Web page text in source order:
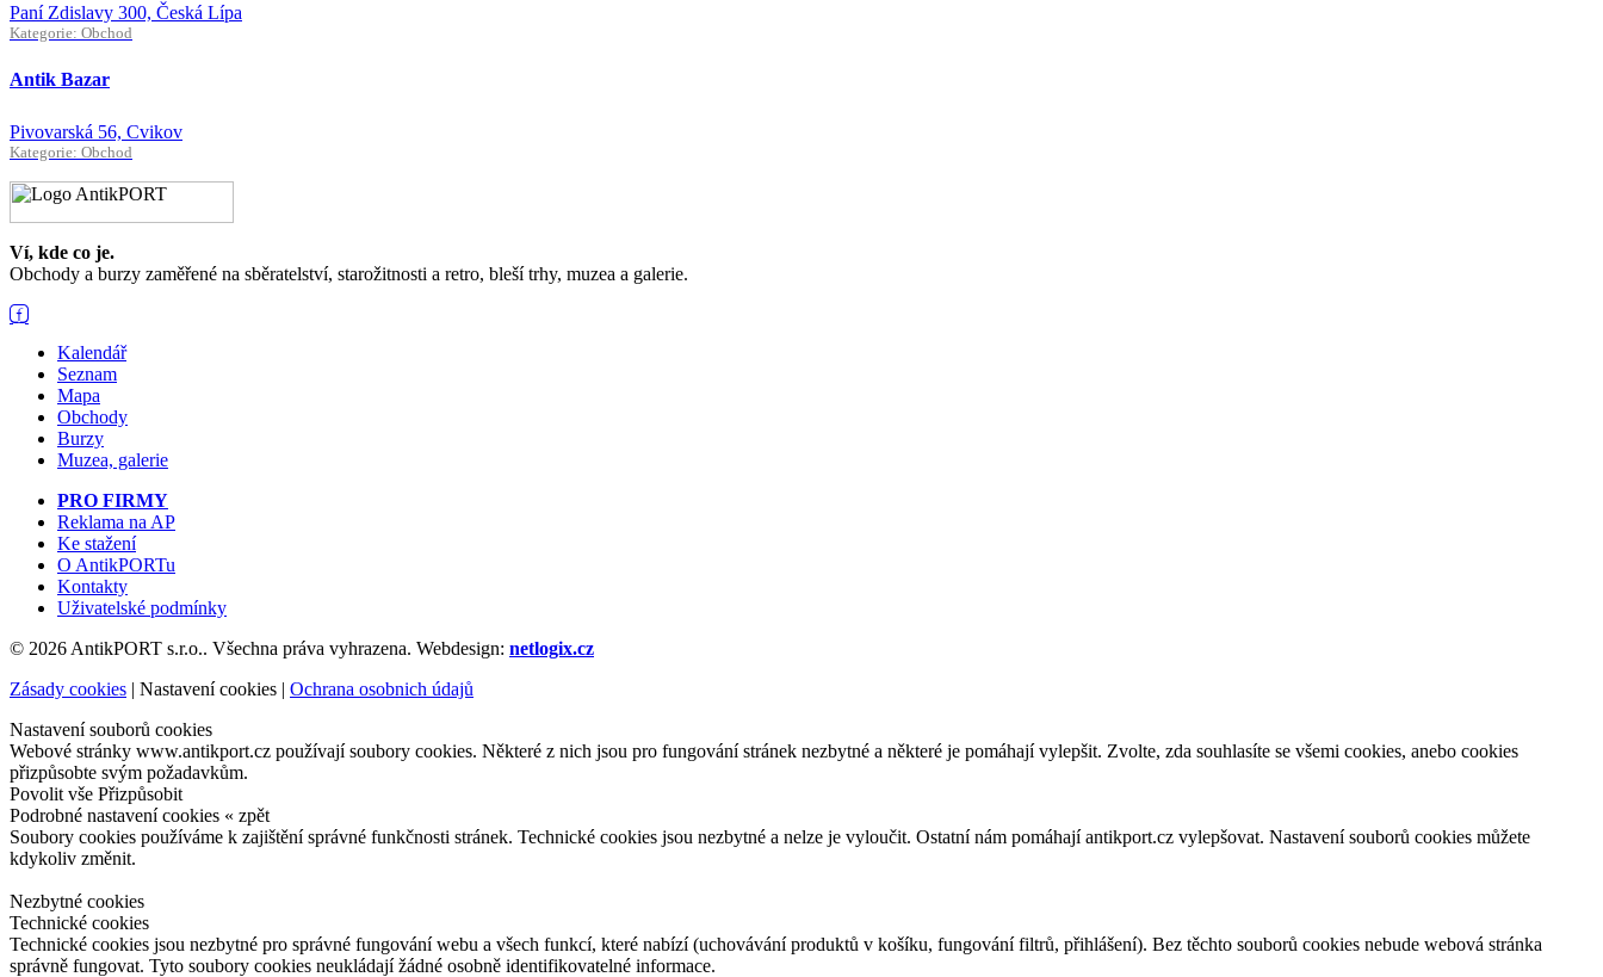
Paní Zdislavy 300, Česká Lípa
Kategorie: Obchod
Antik Bazar
Pivovarská 56, Cvikov
Kategorie: Obchod
Ví, kde co je.
Obchody a burzy zaměřené na sběratelství, starožitnosti a retro, bleší trhy, muzea a galerie.
Kalendář
Seznam
Mapa
Obchody
Burzy
Muzea, galerie
PRO FIRMY
Reklama na AP
Ke stažení
O AntikPORTu
Kontakty
Uživatelské podmínky
© 2026 AntikPORT s.r.o.. Všechna práva vyhrazena. Webdesign: netlogix.cz
Zásady cookies | Nastavení cookies | Ochrana osobnich údajů
Nastavení souborů cookies
Webové stránky www.antikport.cz používají soubory cookies. Některé z nich jsou pro fungování stránek nezbytné a některé je pomáhají vylepšit. Zvolte, zda souhlasíte se všemi cookies, anebo cookies
přizpůsobte svým požadavkům.
Povolit vše Přizpůsobit
Podrobné nastavení cookies « zpět
Soubory cookies používáme k zajištění správné funkčnosti stránek. Technické cookies jsou nezbytné a nelze je vyloučit. Ostatní nám pomáhají antikport.cz vylepšovat. Nastavení souborů cookies můžete
kdykoliv změnit.
Nezbytné cookies
Technické cookies
Technické cookies jsou nezbytné pro správné fungování webu a všech funkcí, které nabízí (uchovávání produktů v košíku, fungování filtrů, přihlášení). Bez těchto souborů cookies nebude webová stránka
správně fungovat. Tyto soubory cookies neukládají žádné osobně identifikovatelné informace.